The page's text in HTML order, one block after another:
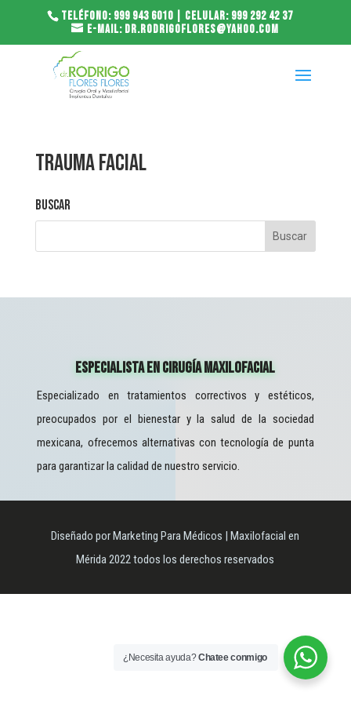
Teléfono: 999 943 6010 | Celular: 999 292 42 37
E-mail: dr.rodrigoflores@yahoo.com
Trauma facial
Buscar
Especialista En Cirugía Maxilofacial
Especializado en tratamientos correctivos y estéticos,
preocupados por el bienestar y la salud de la sociedad
mexicana, ofrecemos alternativas con tecnología de punta
para garantizar la calidad de nuestro servicio.
Diseñado por Marketing Para Médicos | Maxilofacial en
Mérida 2022 todos los derechos reservados
¿Necesita ayuda?Chatee conmigo